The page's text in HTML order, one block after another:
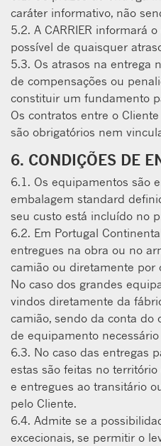
caráter informativo, não
5.2. A CARRIER informará
possível de quaisquer
5.3. Os atrasos na entrega
de compensações ou
constituir um fundamento
Os contratos entre o
são obrigatórios nem
6. CONDIÇÕES DE
6.1. Os equipamentos são
embalagem standard
seu custo está incluído no
6.2. Em Portugal
entregues na obra ou no
camião ou diretamente por
No caso dos grandes
vindos diretamente da
camião, sendo da conta
de equipamento
6.3. No caso das entregas
estas são feitas no
e entregues ao transitário
pelo Cliente.
6.4. Admite se a
excecionais, se permitir o